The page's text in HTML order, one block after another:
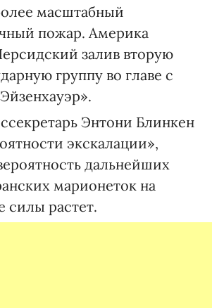
масштабный
пожар. Америка
залив вторую
группу во главе с
Энтони Блинкен
экскалации»,
дальнейших
марионеток на
силы растет.